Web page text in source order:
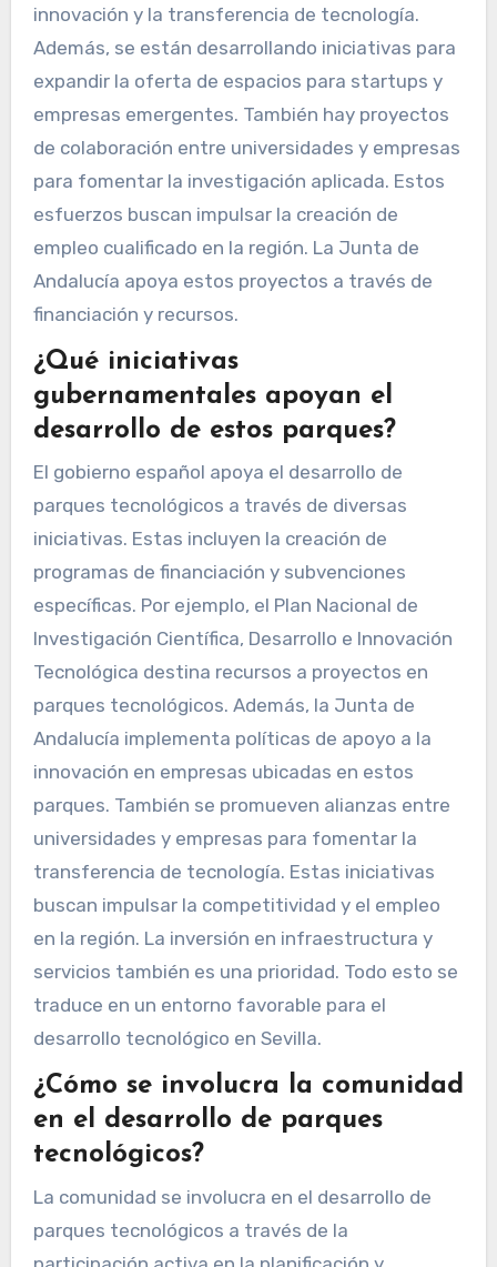
innovación y la transferencia de tecnología.
Además, se están desarrollando iniciativas para
expandir la oferta de espacios para startups y
empresas emergentes. También hay proyectos
de colaboración entre universidades y empresas
para fomentar la investigación aplicada. Estos
esfuerzos buscan impulsar la creación de
empleo cualificado en la región. La Junta de
Andalucía apoya estos proyectos a través de
financiación y recursos.
¿Qué iniciativas
gubernamentales apoyan el
desarrollo de estos parques?
El gobierno español apoya el desarrollo de
parques tecnológicos a través de diversas
iniciativas. Estas incluyen la creación de
programas de financiación y subvenciones
específicas. Por ejemplo, el Plan Nacional de
Investigación Científica, Desarrollo e Innovación
Tecnológica destina recursos a proyectos en
parques tecnológicos. Además, la Junta de
Andalucía implementa políticas de apoyo a la
innovación en empresas ubicadas en estos
parques. También se promueven alianzas entre
universidades y empresas para fomentar la
transferencia de tecnología. Estas iniciativas
buscan impulsar la competitividad y el empleo
en la región. La inversión en infraestructura y
servicios también es una prioridad. Todo esto se
traduce en un entorno favorable para el
desarrollo tecnológico en Sevilla.
¿Cómo se involucra la comunidad
en el desarrollo de parques
tecnológicos?
La comunidad se involucra en el desarrollo de
parques tecnológicos a través de la